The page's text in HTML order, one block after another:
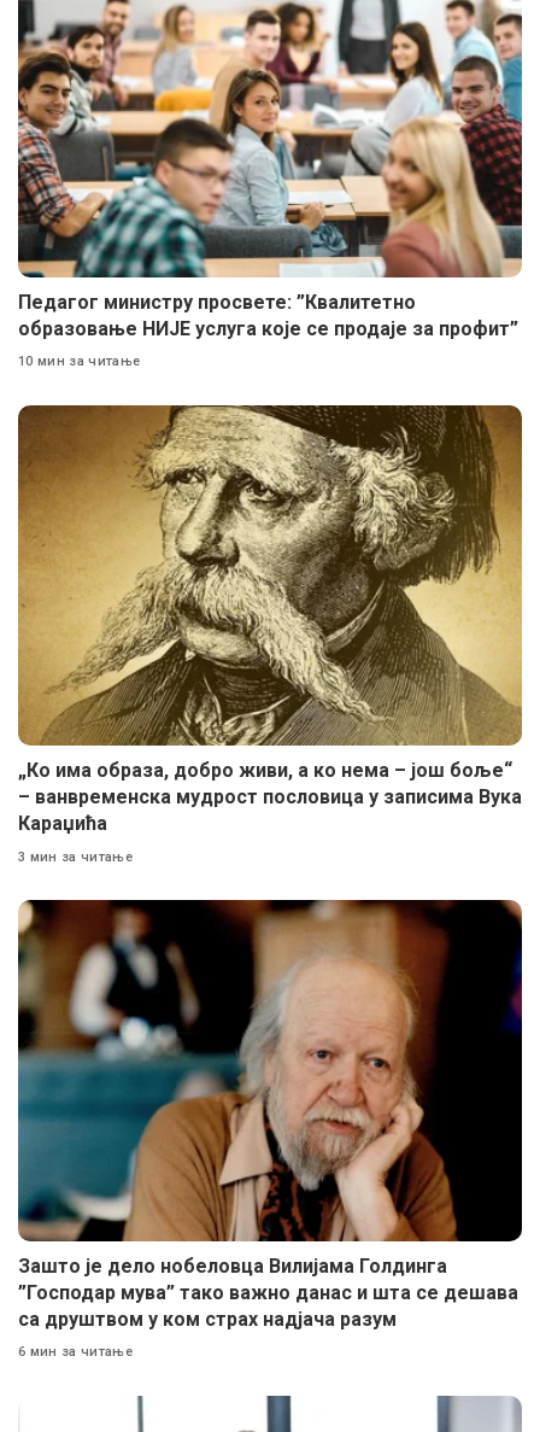
Педагог министру просвете: ”Квалитетно
образовање НИЈЕ услуга које се продаје за профит”
10 мин за читање
„Ко има образа, добро живи, а ко нема – још боље“
– ванвременска мудрост пословица у записима Вука
Караџића
3 мин за читање
Зашто је дело нобеловца Вилијама Голдинга
”Господар мува” тако важно данас и шта се дешава
са друштвом у ком страх надјача разум
6 мин за читање